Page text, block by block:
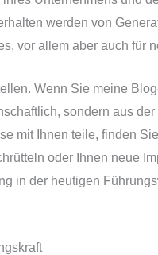
werden von
vor allem aber auch für
Wenn Sie meine
sondern aus
mit Ihnen teile, finden
oder Ihnen neue
in der heutigen